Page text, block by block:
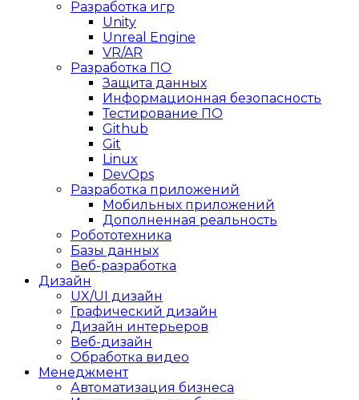
Разработка игр
Unity
Unreal Engine
VR/AR
Разработка ПО
Защита данных
Информационная безопасность
Тестирование ПО
Github
Git
Linux
DevOps
Разработка приложений
Мобильных приложений
Дополненная реальность
Робототехника
Базы данных
Веб-разработка
Дизайн
UX/UI дизайн
Графический дизайн
Дизайн интерьеров
Веб-дизайн
Обработка видео
Менеджмент
Автоматизация бизнеса